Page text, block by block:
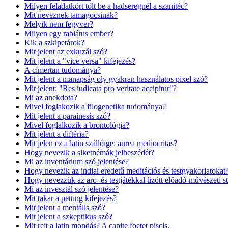
Milyen feladatkört tölt be a hadseregnél a szanitéc?
Mit neveznek tamagocsinak?
Melyik nem fegyver?
Milyen egy rabiátus ember?
Kik a szkipetárok?
Mit jelent az exkuzál szó?
Mit jelent a "vice versa" kifejezés?
A címertan tudománya?
Mit jelent a manapság oly gyakran használatos pixel szó?
Mit jelent: "Res iudicata pro veritate accipitur"?
Mi az anekdota?
Mivel foglakozik a filogenetika tudománya?
Mit jelent a parainesis szó?
Mivel foglalkozik a brontológia?
Mit jelent a diftéria?
Mit jelen ez a latin szállóige: aurea mediocritas?
Hogy nevezik a siketnémák jelbeszédét?
Mi az inventárium szó jelentése?
Hogy nevezik az indiai eredetű meditációs és
Hogy nevezzük az arc- és testjátékkal űzött előadó-művészeti
Mi az invesztál szó jelentése?
Mit takar a petting kifejezés?
Mit jelent a mentális szó?
Mit jelent a szkeptikus szó?
Mit rejt a latin mondás? A capite foetet piscis.